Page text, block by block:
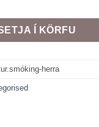
Í KÖRFU
herra